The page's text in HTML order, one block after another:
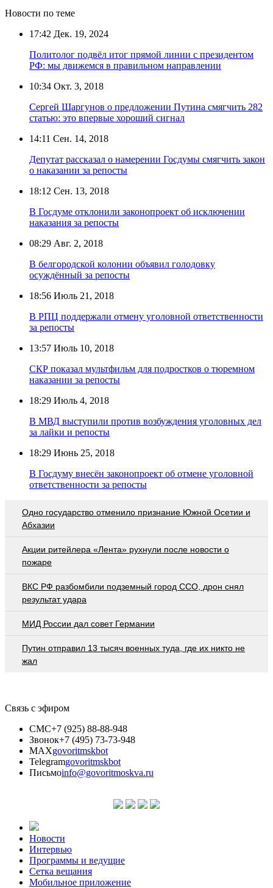
Новости по теме
17:42 Дек. 19, 2024
Политолог подвёл итог прямой линии с президентом
РФ: мы движемся в правильном направлении
10:34 Окт. 3, 2018
Сергей Шаргунов о предложении Путина смягчить 282
статью: это впервые хороший сигнал
14:11 Сен. 14, 2018
Депутат рассказал о намерении Госдумы смягчить закон
о наказании за репосты
18:12 Сен. 13, 2018
В Госдуме отклонили законопроект об исключении
наказания за репосты
08:29 Авг. 2, 2018
В белгородской колонии объявил голодовку
осуждённый за репосты
18:56 Июль 21, 2018
В РПЦ поддержали отмену уголовной ответственности
за репосты
13:57 Июль 10, 2018
СКР показал мультфильм для подростков о тюремном
наказании за репосты
18:29 Июль 4, 2018
В МВД выступили против возбуждения уголовных дел
за лайки и репосты
18:29 Июнь 25, 2018
В Госдуму внесён законопроект об отмене уголовной
ответственности за репосты
Одно государство отменило признание Южной Осетии и
Абхазии
Акции ритейлера «Лента» рухнули после новости о
пожаре
ВКС РФ разбомбили подземный город ССО, дрон снял
результат удара
МИД России дал совет Германии
Путин отправил 13 тысяч военных туда, где их никто не
жал
Связь с эфиром
СМС+7 (925) 88-88-948
Звонок+7 (495) 73-73-948
MAXgovoritmskbot
Telegramgovoritmskbot
Письмоinfo@govoritmoskva.ru
Новости
Интервью
Программы и ведущие
Сетка вещания
Мобильное приложение